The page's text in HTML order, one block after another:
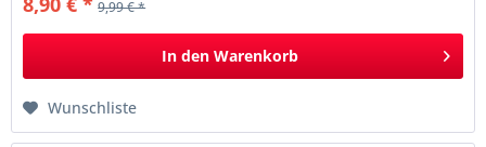
9,99 € *
In den Warenkorb
Wunschliste